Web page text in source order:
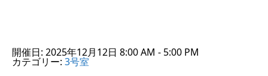
開催日: 2025年12月12日 8:00 AM - 5:00 PM
カテゴリー: 3号室